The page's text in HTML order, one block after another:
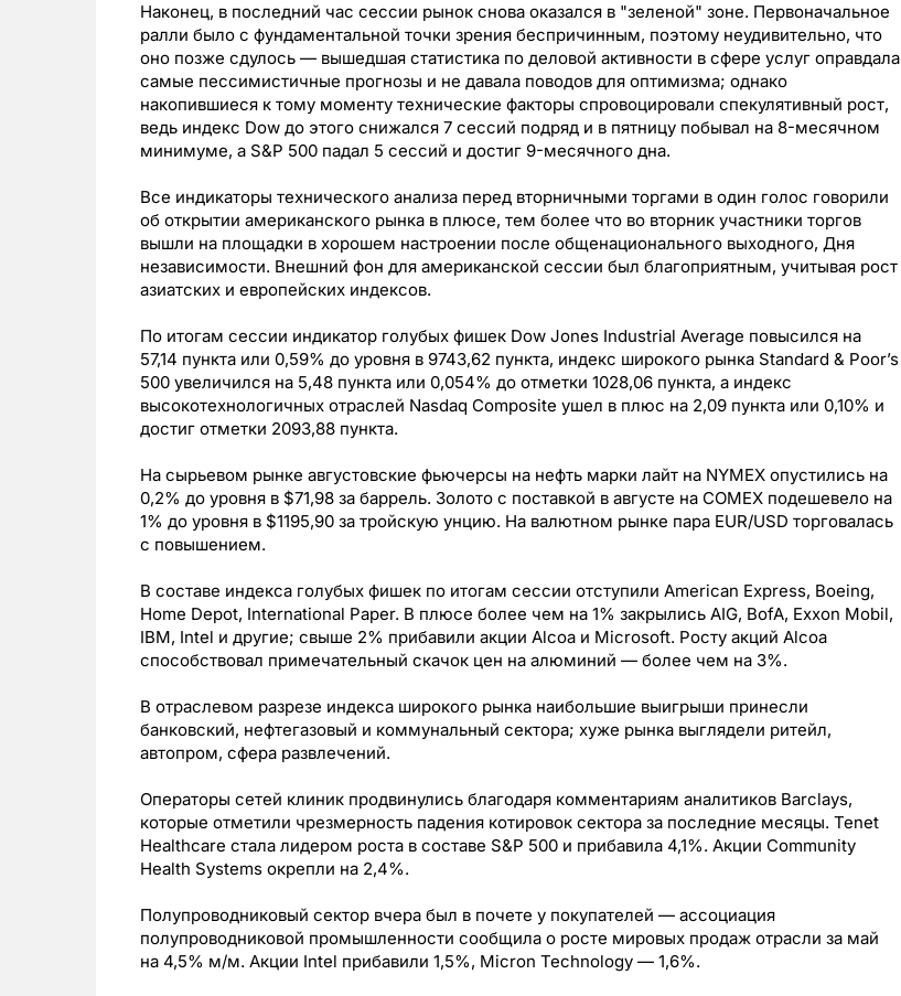
Наконец, в последний час сессии рынок снова оказался в "зеленой" зоне. Первоначальное
ралли было с фундаментальной точки зрения беспричинным, поэтому неудивительно, что
оно позже сдулось — вышедшая статистика по деловой активности в сфере услуг оправдала
самые пессимистичные прогнозы и не давала поводов для оптимизма; однако
накопившиеся к тому моменту технические факторы спровоцировали спекулятивный рост,
ведь индекс Dow до этого снижался 7 сессий подряд и в пятницу побывал на 8-месячном
минимуме, а S&P 500 падал 5 сессий и достиг 9-месячного дна.
Все индикаторы технического анализа перед вторничными торгами в один голос говорили
об открытии американского рынка в плюсе, тем более что во вторник участники торгов
вышли на площадки в хорошем настроении после общенационального выходного, Дня
независимости. Внешний фон для американской сессии был благоприятным, учитывая рост
азиатских и европейских индексов.
По итогам сессии индикатор голубых фишек Dow Jones Industrial Average повысился на
57,14 пункта или 0,59% до уровня в 9743,62 пункта, индекс широкого рынка Standard & Poor’s
500 увеличился на 5,48 пункта или 0,054% до отметки 1028,06 пункта, а индекс
высокотехнологичных отраслей Nasdaq Composite ушел в плюс на 2,09 пункта или 0,10% и
достиг отметки 2093,88 пункта.
На сырьевом рынке августовские фьючерсы на нефть марки лайт на NYMEX опустились на
0,2% до уровня в $71,98 за баррель. Золото с поставкой в августе на COMEX подешевело на
1% до уровня в $1195,90 за тройскую унцию. На валютном рынке пара EUR/USD торговалась
с повышением.
В составе индекса голубых фишек по итогам сессии отступили American Express, Boeing,
Home Depot, International Paper. В плюсе более чем на 1% закрылись AIG, BofA, Exxon Mobil,
IBM, Intel и другие; свыше 2% прибавили акции Alcoa и Microsoft. Росту акций Alcoa
способствовал примечательный скачок цен на алюминий — более чем на 3%.
В отраслевом разрезе индекса широкого рынка наибольшие выигрыши принесли
банковский, нефтегазовый и коммунальный сектора; хуже рынка выглядели ритейл,
автопром, сфера развлечений.
Операторы сетей клиник продвинулись благодаря комментариям аналитиков Barclays,
которые отметили чрезмерность падения котировок сектора за последние месяцы. Tenet
Healthcare стала лидером роста в составе S&P 500 и прибавила 4,1%. Акции Community
Health Systems окрепли на 2,4%.
Полупроводниковый сектор вчера был в почете у покупателей — ассоциация
полупроводниковой промышленности сообщила о росте мировых продаж отрасли за май
на 4,5% м/м. Акции Intel прибавили 1,5%, Micron Technology — 1,6%.